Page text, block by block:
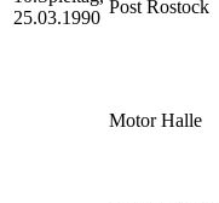
25.03.1990
Post Rostock
Motor Halle